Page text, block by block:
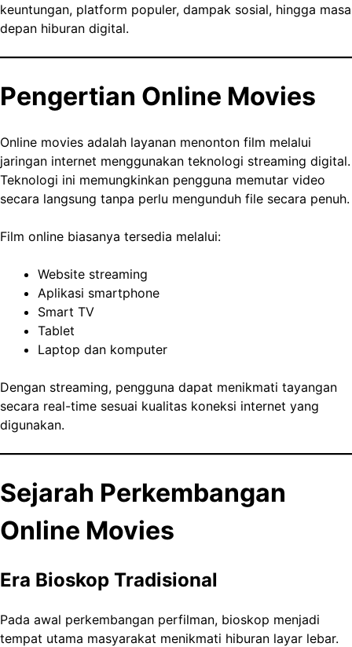
keuntungan, platform populer, dampak sosial, hingga masa
depan hiburan digital.
Pengertian Online Movies
Online movies adalah layanan menonton film melalui
jaringan internet menggunakan teknologi streaming digital.
Teknologi ini memungkinkan pengguna memutar video
secara langsung tanpa perlu mengunduh file secara penuh.
Film online biasanya tersedia melalui:
Website streaming
Aplikasi smartphone
Smart TV
Tablet
Laptop dan komputer
Dengan streaming, pengguna dapat menikmati tayangan
secara real-time sesuai kualitas koneksi internet yang
digunakan.
Sejarah Perkembangan
Online Movies
Era Bioskop Tradisional
Pada awal perkembangan perfilman, bioskop menjadi
tempat utama masyarakat menikmati hiburan layar lebar.